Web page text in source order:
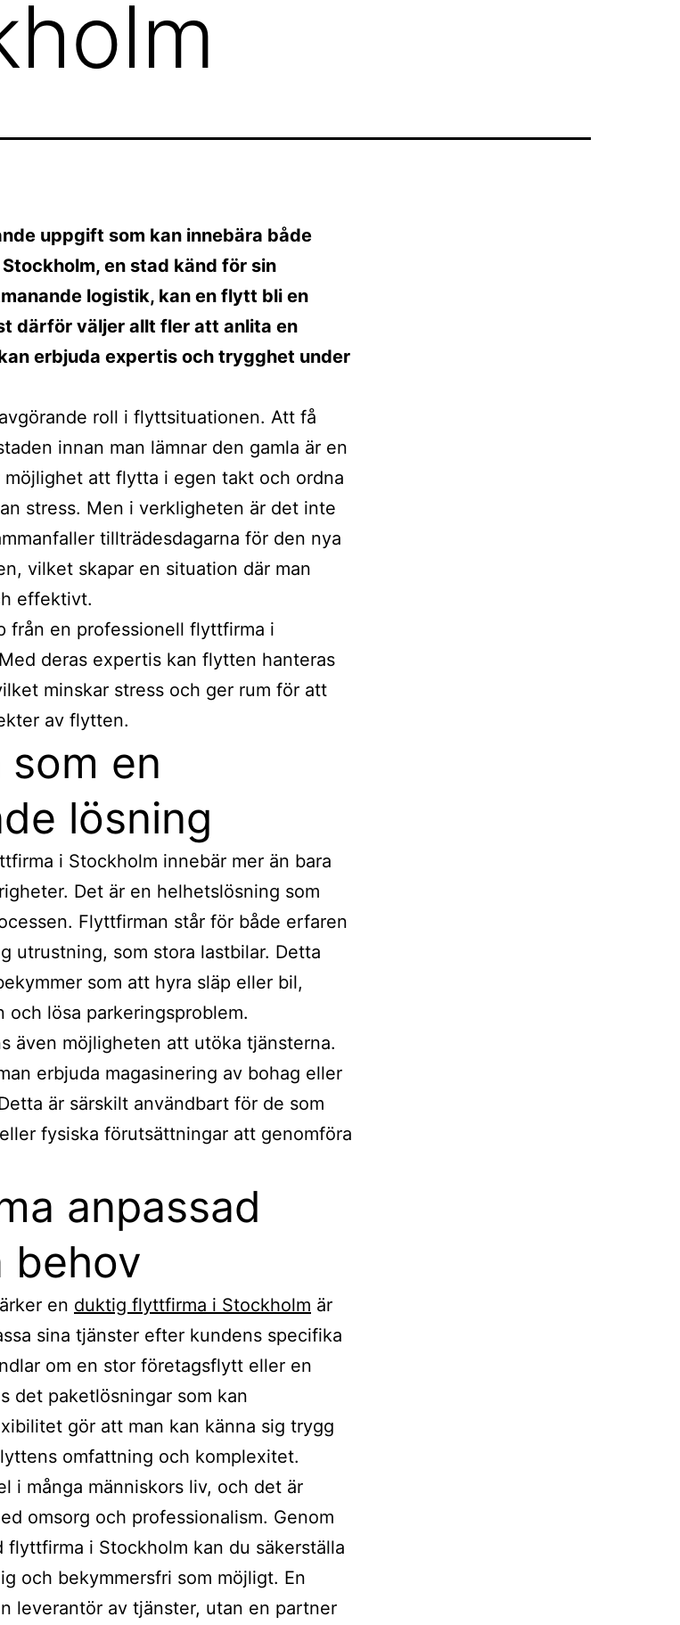
uppgift som kan innebära både
en stad känd för sin
logistik, kan en flytt bli en
därför väljer allt fler att anlita en
erbjuda expertis och trygghet under
roll i flyttsituationen. Att få
innan man lämnar den gamla är en
att flytta i egen takt och ordna
stress. Men i verkligheten är det inte
tillträdesdagarna för den nya
vilket skapar en situation där man
effektivt.
från en professionell flyttfirma i
deras expertis kan flytten hanteras
minskar stress och ger rum för att
av flytten.
en
lösning
i Stockholm innebär mer än bara
Det är en helhetslösning som
Flyttfirman står för både erfaren
utrustning, som stora lastbilar. Detta
som att hyra släp eller bil,
och lösa parkeringsproblem.
även möjligheten att utöka tjänsterna.
erbjuda magasinering av bohag eller
är särskilt användbart för de som
fysiska förutsättningar att genomföra
anpassad
behov
en duktig flyttfirma i Stockholm är
sina tjänster efter kundens specifika
om en stor företagsflytt eller en
det paketlösningar som kan
gör att man kan känna sig trygg
omfattning och komplexitet.
i många människors liv, och det är
omsorg och professionalism. Genom
flyttfirma i Stockholm kan du säkerställa
och bekymmersfri som möjligt. En
leverantör av tjänster, utan en partner